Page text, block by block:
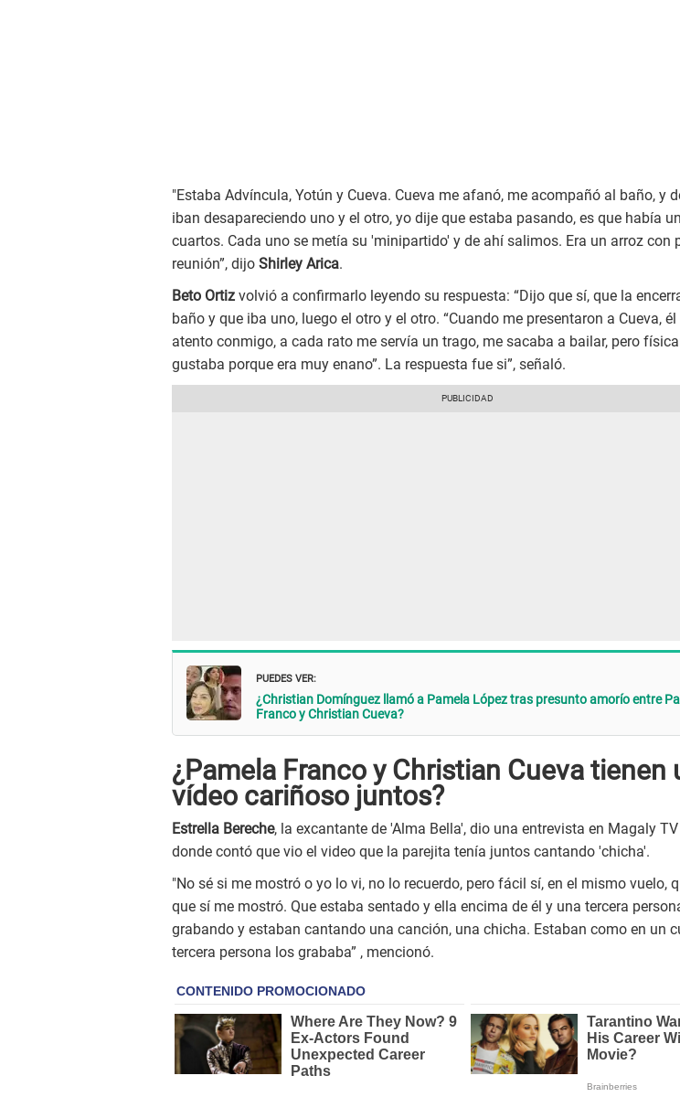
"Estaba Advíncula, Yotún y Cueva. Cueva me afanó, me acompañó al baño, y
iban desapareciendo uno y el otro, yo dije que estaba pasando, es que había
cuartos. Cada uno se metía su 'minipartido' y de ahí salimos. Era un arroz con
reunión”, dijo Shirley Arica.
Beto Ortiz volvió a confirmarlo leyendo su respuesta: “Dijo que sí, que la
baño y que iba uno, luego el otro y el otro. “Cuando me presentaron a Cueva,
atento conmigo, a cada rato me servía un trago, me sacaba a bailar, pero
gustaba porque era muy enano”. La respuesta fue si”, señaló.
PUEDES VER:
¿Christian Domínguez llamó a Pamela López tras presunto amorío entre
Franco y Christian Cueva?
¿Pamela Franco y Christian Cueva tienen
vídeo cariñoso juntos?
Estrella Bereche, la excantante de 'Alma Bella', dio una entrevista en Magaly
donde contó que vio el video que la parejita tenía juntos cantando 'chicha'.
"No sé si me mostró o yo lo vi, no lo recuerdo, pero fácil sí, en el mismo vuelo,
que sí me mostró. Que estaba sentado y ella encima de él y una tercera
grabando y estaban cantando una canción, una chicha. Estaban como en un
tercera persona los grababa” , mencionó.